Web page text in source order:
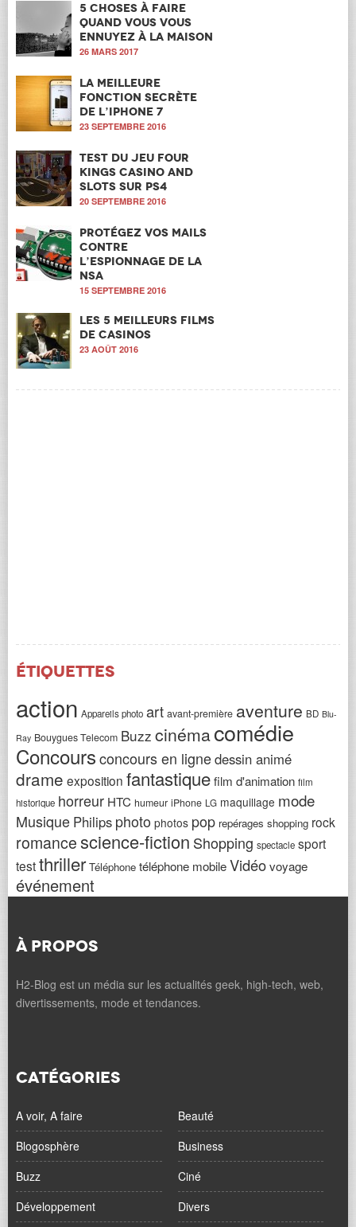
5 choses à faire
quand vous vous
ennuyez à la maison
26 MARS 2017
La meilleure
fonction secrète
de l’iPhone 7
23 SEPTEMBRE 2016
Test du jeu Four
Kings Casino and
Slots sur PS4
20 SEPTEMBRE 2016
Protégez vos mails
contre
l’espionnage de la
NSA
15 SEPTEMBRE 2016
Les 5 meilleurs films
de casinos
23 AOÛT 2016
Étiquettes
action Appareils photo art avant-première aventure BD Blu-
Ray Bouygues Telecom Buzz cinémacomédie
Concoursconcours en lignedessin animé
drame exposition fantastiquefilm d'animation film
historique horreur HTC humeur iPhone LG maquillage mode
Musique Philips photo photos pop repérages shopping rock
romancescience-fiction Shopping spectacle sport
testthriller Téléphone téléphone mobileVidéovoyage
événement
À PROPOS
H2-Blog est un média sur les actualités geek, high-tech, web,
divertissements, mode et tendances.
CATÉGORIES
A voir, A faire
Beauté
Blogosphère
Business
Buzz
Ciné
Développement
Divers